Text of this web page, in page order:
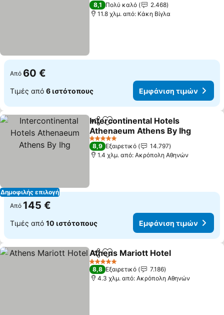
8,1 Πολύ καλό
2.468
11.8 χλμ. από: Κάκη Βίγλα
Από 60 €
Τιμές από 6 ιστότοπους Εμφάνιση τιμών
Δημοφιλής επιλογή
Κοινοποίηση
Προσθήκη στα αγαπημένα
Intercontinental Hotels
Athenaeum Athens By Ihg
Εμφάνιση τιμών
5 Αστέρια
8,9 Εξαιρετικό
14.797
1.4 χλμ. από: Ακρόπολη Αθηνών
Από 145 €
Τιμές από 10 ιστότοπους Εμφάνιση τιμών
Κοινοποίηση
Προσθήκη στα αγαπημένα
Athens Mariott Hotel
5 Αστέρια
8,8 Εξαιρετικό
7.186
4.3 χλμ. από: Ακρόπολη Αθηνών